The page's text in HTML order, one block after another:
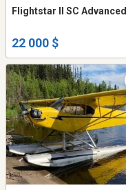
Flightstar II SC Advanced
22 000 $